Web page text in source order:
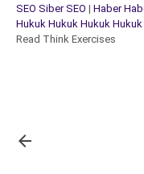
SEO Siber SEO | Haber
Hukuk Hukuk Hukuk Hukuk
Read Think Exercises
